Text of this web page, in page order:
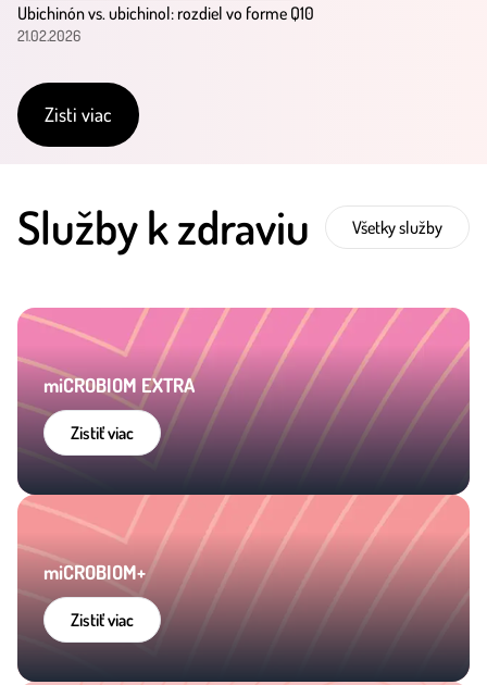
Ubichinón vs. ubichinol: rozdiel vo forme Q10
21.02.2026
Zisti viac
Služby k zdraviu Všetky služby
miCROBIOM EXTRA
Zistiť viac
miCROBIOM+
Zistiť viac